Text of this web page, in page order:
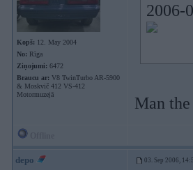
Kopš: 12. May 2004
No: Rīga
Ziņojumi: 6472
Braucu ar: V8 TwinTurbo AR-5900
& Moskvič 412 VS-412
Motormuzejā
2006-
Man the
depo 03. Sep 2006,